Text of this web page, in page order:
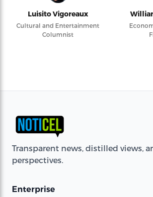
Luisito Vigoreaux
Cultural and Entertainment
Columnist
Transparent news, distilled views,
perspectives.
Enterprise